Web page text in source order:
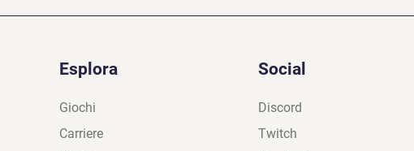
Esplora
Giochi
Carriere
Social
Discord
Twitch